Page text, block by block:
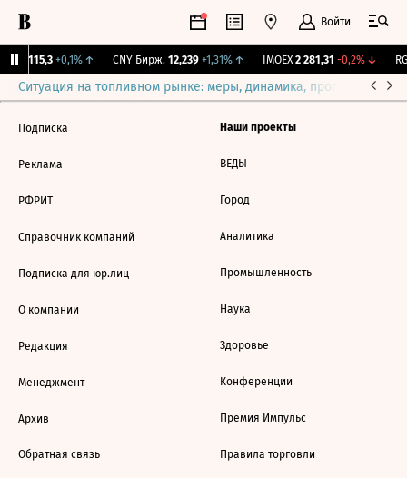
Войти
115,3 +0,1%↑ CNY Бирж. 12,239 +1,31%↑ IMOEX 2 281,31 -0,2%↓
Ситуация на топливном рынке: меры, динамика, прогнозы
Подписка
Реклама
РФРИТ
Справочник компаний
Подписка для юр.лиц
О компании
Редакция
Менеджмент
Архив
Обратная связь
Наши проекты
ВЕДЫ
Город
Аналитика
Промышленность
Наука
Здоровье
Конференции
Премия Импульс
Правила торговли